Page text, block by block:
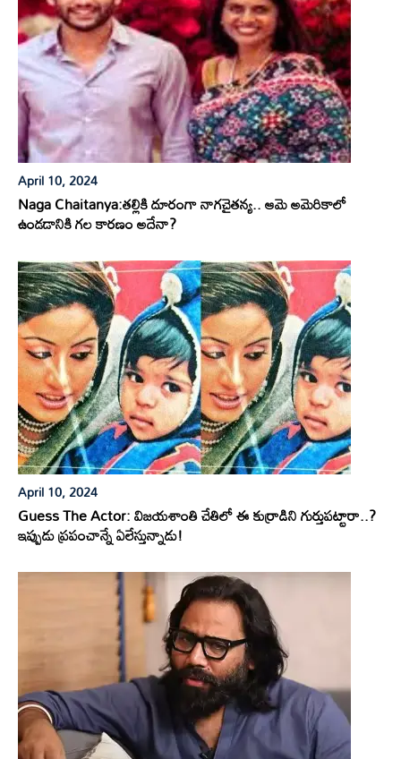
April 10, 2024
Naga Chaitanya:తల్లికి దూరంగా నాగచైతన్య.. ఆమె అమెరికాలో
ఉండడానికి గల కారణం అదేనా?
April 10, 2024
Guess The Actor: విజయశాంతి చేతిలో ఈ కుర్రాడిని గుర్తుపట్టారా..?
ఇప్పుడు ప్రపంచాన్నే ఏలేస్తున్నాడు!